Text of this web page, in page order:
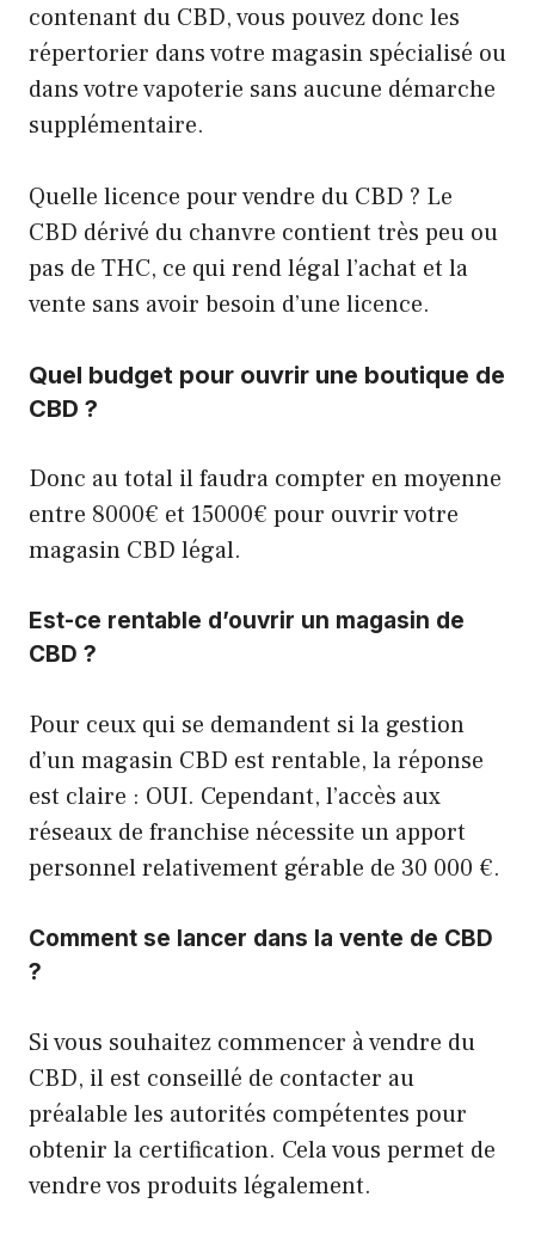
contenant du CBD, vous pouvez donc les
répertorier dans votre magasin spécialisé ou
dans votre vapoterie sans aucune démarche
supplémentaire.
Quelle licence pour vendre du CBD ? Le
CBD dérivé du chanvre contient très peu ou
pas de THC, ce qui rend légal l’achat et la
vente sans avoir besoin d’une licence.
Quel budget pour ouvrir une boutique de
CBD ?
Donc au total il faudra compter en moyenne
entre 8000€ et 15000€ pour ouvrir votre
magasin CBD légal.
Est-ce rentable d’ouvrir un magasin de
CBD ?
Pour ceux qui se demandent si la gestion
d’un magasin CBD est rentable, la réponse
est claire : OUI. Cependant, l’accès aux
réseaux de franchise nécessite un apport
personnel relativement gérable de 30 000 €.
Comment se lancer dans la vente de CBD
?
Si vous souhaitez commencer à vendre du
CBD, il est conseillé de contacter au
préalable les autorités compétentes pour
obtenir la certification. Cela vous permet de
vendre vos produits légalement.